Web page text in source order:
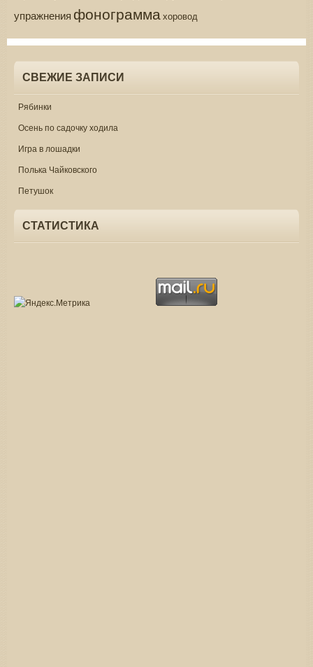
упражнения фонограммахоровод
СВЕЖИЕ ЗАПИСИ
Рябинки
Осень по садочку ходила
Игра в лошадки
Полька Чайковского
Петушок
СТАТИСТИКА